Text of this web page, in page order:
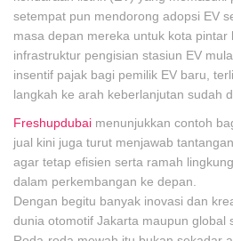
setempat pun mendorong adopsi EV
masa depan mereka untuk kota pintar
infrastruktur pengisian stasiun EV
insentif pajak bagi pemilik EV baru,
langkah ke arah keberlanjutan sudah
Freshupdubai menunjukkan contoh
jual kini juga turut menjawab
agar tetap efisien serta ramah
dalam perkembangan ke depan.
Dengan begitu banyak inovasi dan
dunia otomotif Jakarta maupun global